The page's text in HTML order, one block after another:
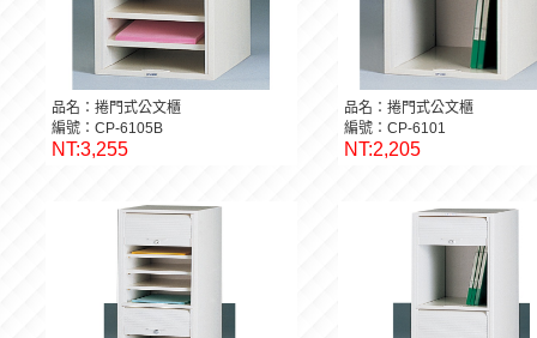
品名：捲門式公文櫃
編號：CP-6105B
NT:3,255
品名：捲門式公文櫃
編號：CP-6101
NT:2,205